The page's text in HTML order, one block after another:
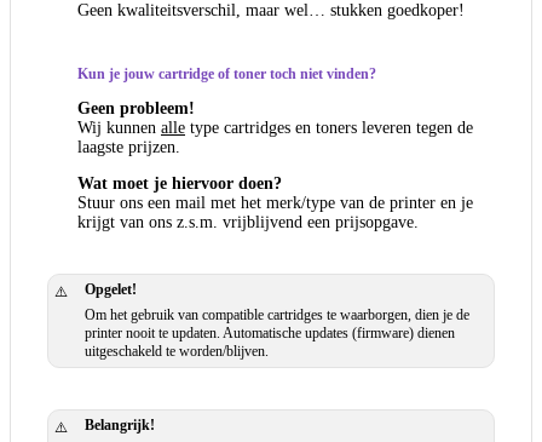
Geen kwaliteitsverschil, maar wel… stukken goedkoper!
Kun je jouw cartridge of toner toch niet vinden?
Geen probleem!
Wij kunnen alle type cartridges en toners leveren tegen de
laagste prijzen.
Wat moet je hiervoor doen?
Stuur ons een mail met het merk/type van de printer en je
krijgt van ons z.s.m. vrijblijvend een prijsopgave.
⚠️
Opgelet!
Om het gebruik van compatible cartridges te waarborgen, dien je de
printer nooit te updaten. Automatische updates (firmware) dienen
uitgeschakeld te worden/blijven.
⚠️
Belangrijk!